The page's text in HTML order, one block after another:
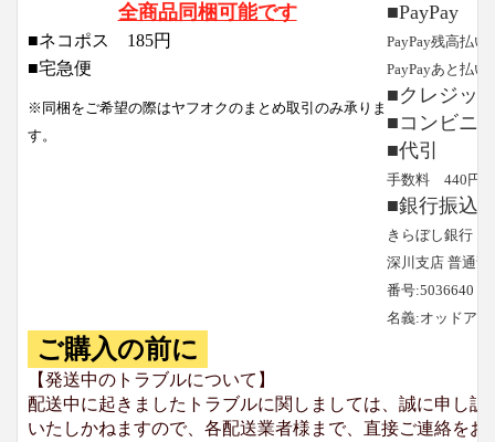
全商品同梱可能です
■ネコポス 185円
■宅急便
※同梱をご希望の際はヤフオクのまとめ取引のみ承りま
す。
■PayPay
PayPay残高払い
PayPayあと払い
■クレジッ
■コンビニ
■代引
手数料 440円と
■銀行振込
きらぼし銀行
深川支店 普通預
番号:5036640
名義:オッドア
ご購入の前に
【発送中のトラブルについて】
配送中に起きましたトラブルに関しましては、誠に申し
いたしかねますので、各配送業者様まで、直接ご連絡を